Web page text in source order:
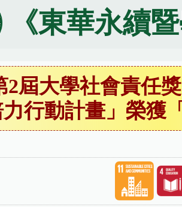
《東華永續
2屆大學社會責
行動計畫」榮獲